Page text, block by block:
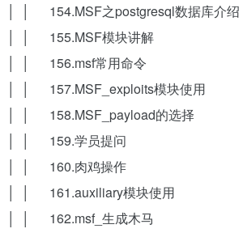
│ │ 154.MSF之postgresql数据库介绍
│ │ 155.MSF模块讲解
│ │ 156.msf常用命令
│ │ 157.MSF_exploits模块使用
│ │ 158.MSF_payload的选择
│ │ 159.学员提问
│ │ 160.肉鸡操作
│ │ 161.auxiliary模块使用
│ │ 162.msf_生成木马